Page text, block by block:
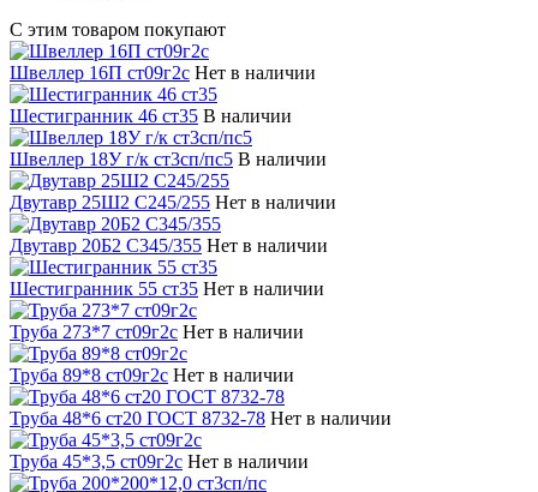
С этим товаром покупают
Швеллер 16П ст09г2с Нет в наличии
Шестигранник 46 ст35 В наличии
Швеллер 18У г/к ст3сп/пс5 В наличии
Двутавр 25Ш2 С245/255 Нет в наличии
Двутавр 20Б2 С345/355 Нет в наличии
Шестигранник 55 ст35 Нет в наличии
Труба 273*7 ст09г2с Нет в наличии
Труба 89*8 ст09г2с Нет в наличии
Труба 48*6 ст20 ГОСТ 8732-78 Нет в наличии
Труба 45*3,5 ст09г2с Нет в наличии